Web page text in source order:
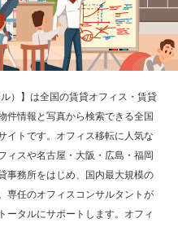
ル）】は全国の賃貸オフィス・賃貸
件情報と写真から検索できる全国
イトです。オフィス移転に人気な
ィスや名古屋・大阪・広島・福岡
事務所をはじめ、国内最大規模の
専任のオフィスコンサルタントが
ータルにサポートします。オフィ